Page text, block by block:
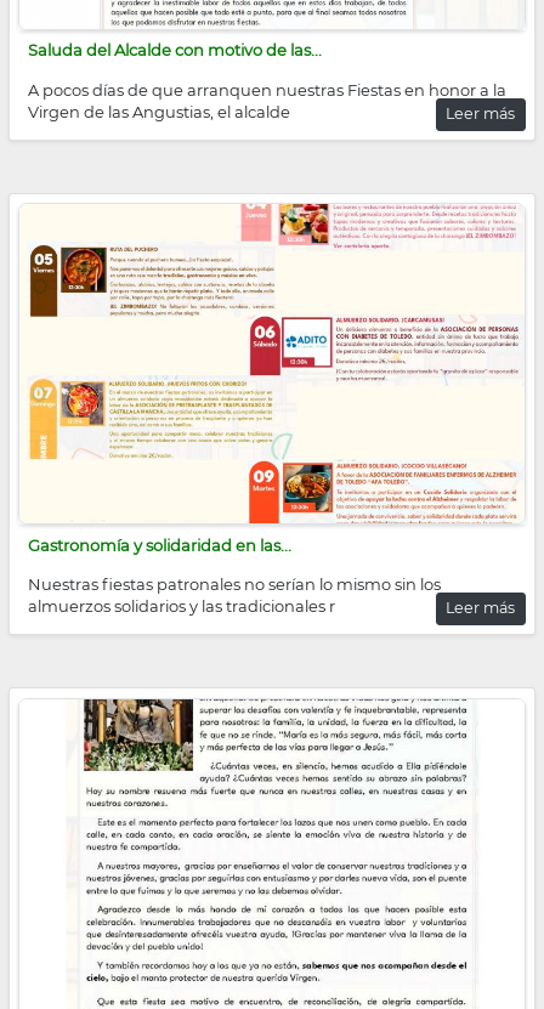
Saluda del Alcalde con motivo de las...
A pocos días de que arranquen nuestras Fiestas en honor a la
Virgen de las Angustias, el alcalde
Leer más
Gastronomía y solidaridad en las...
Nuestras fiestas patronales no serían lo mismo sin los
almuerzos solidarios y las tradicionales r
Leer más